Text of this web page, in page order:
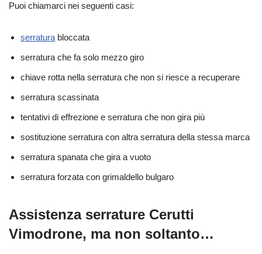
Puoi chiamarci nei seguenti casi:
serratura bloccata
serratura che fa solo mezzo giro
chiave rotta nella serratura che non si riesce a recuperare
serratura scassinata
tentativi di effrezione e serratura che non gira più
sostituzione serratura con altra serratura della stessa marca
serratura spanata che gira a vuoto
serratura forzata con grimaldello bulgaro
Assistenza serrature Cerutti
Vimodrone, ma non soltanto…